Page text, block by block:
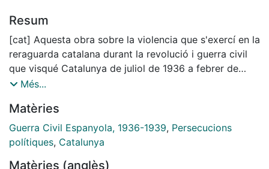
Resum
[cat] Aquesta obra sobre la violencia que s'exercí en la
reraguarda catalana durant la revolució i guerra civil
que visqué Catalunya de juliol de 1936 a febrer de
1939 és difícil, complexa i plena de tota mena de
perquè analitzar la violència a la reraguarda dins d'una
guerra -el grau màxim de destrucció i mort- no deixa
de ser un contrasentit. Però la reraguarda catalana, el
Més...
Matèries
Guerra Civil Espanyola, 1936-1939, Persecucions
polítiques, Catalunya
Matèries (anglès)